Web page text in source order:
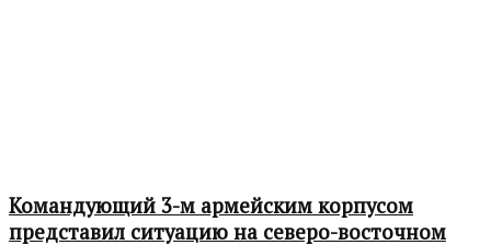
Командующий 3-м армейским корпусом
представил ситуацию на северо-восточном